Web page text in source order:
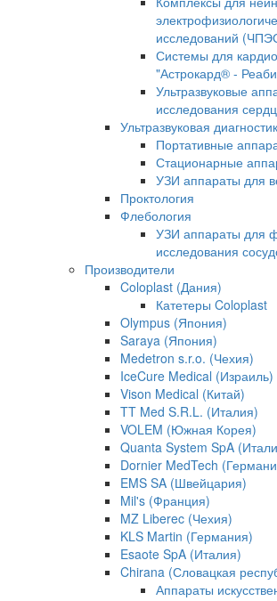
исследований
Системы для
"Астрокард® -
Ультразвуковые
исследования
Ультразвуковая
Портативные
Стационарные
УЗИ аппараты для
Проктология
Флебология
УЗИ аппараты для
исследования
Производители
Coloplast (Дания)
Катетеры Coloplast
Olympus (Япония)
Saraya (Япония)
Medetron s.r.o. (Чехия)
IceCure Medical (Израиль)
Vison Medical (Китай)
TT Med S.R.L. (Италия)
VOLEM (Южная Корея)
Quanta System SpA
Dornier MedTech
EMS SA (Швейцария)
Mil's (Франция)
MZ Liberec (Чехия)
KLS Martin (Германия)
Esaote SpA (Италия)
Chirana (Словацкая
Аппараты